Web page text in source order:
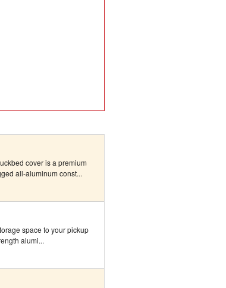
cover is a premium
all-aluminum const...
space to your pickup
alumi...